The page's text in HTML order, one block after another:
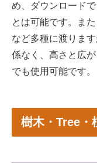
め、ダウンロード
とは可能です。ま
など多種に渡りま
係なく、高さと広
でも使用可能です。
樹木・Tree・